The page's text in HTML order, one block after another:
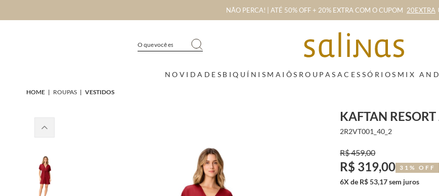
NÃO PERCA! | ATÉ 50% OFF + 20% EXTRA COM O CUPOM 20EXTRA
NOVIDADES BIQUÍNIS MAIÔS ROUPAS ACESSÓRIOS MIX
HOME | ROUPAS | VESTIDOS
KAFTAN
2R2VT001_40_2
R$ 459,00
R$ 319,00 31% OFF
6X de R$ 53,17 sem juros